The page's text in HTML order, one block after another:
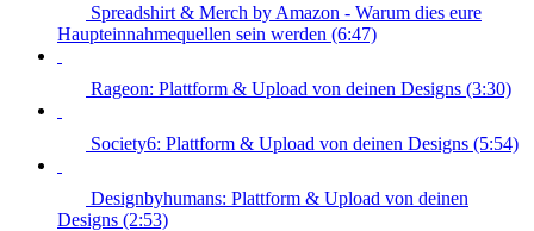
Spreadshirt & Merch by Amazon - Warum dies eure
Haupteinnahmequellen sein werden (6:47)
Rageon: Plattform & Upload von deinen Designs (3:30)
Society6: Plattform & Upload von deinen Designs (5:54)
Designbyhumans: Plattform & Upload von deinen
Designs (2:53)